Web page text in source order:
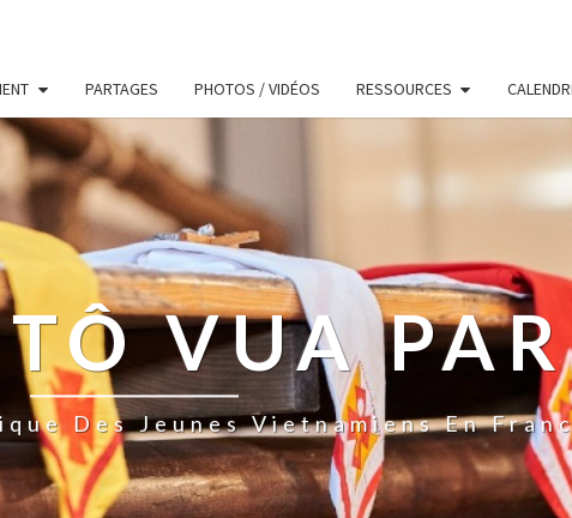
PARTAGES PHOTOS / VIDÉOS RESSOURCES
VUA
Des Jeunes Vietnamiens En